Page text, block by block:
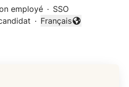
employé · SSO
·
Changer la langue
Français